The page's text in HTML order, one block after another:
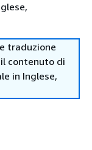
traduzione
contenuto di
in Inglese,